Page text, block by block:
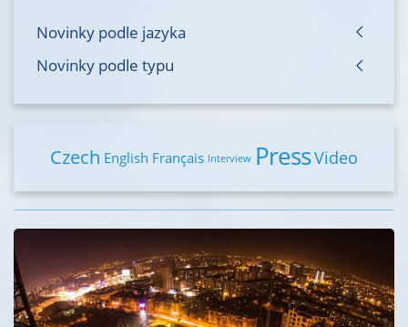
Novinky podle jazyka
Novinky podle typu
Czech English Français Interview PressVideo